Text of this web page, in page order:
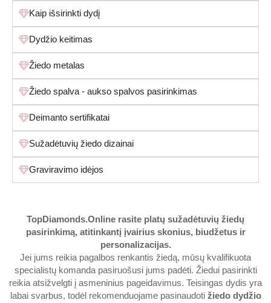
Kaip išsirinkti dydį
Dydžio keitimas
Žiedo metalas
Žiedo spalva - aukso spalvos pasirinkimas
Deimanto sertifikatai
Sužadėtuvių žiedo dizainai
Graviravimo idėjos
TopDiamonds.Online rasite platų sužadėtuvių žiedų
pasirinkimą, atitinkantį įvairius skonius, biudžetus ir
personalizacijas.
Jei jums reikia pagalbos renkantis žiedą, mūsų kvalifikuota
specialistų komanda pasiruošusi jums padėti. Žiedui pasirinkti
reikia atsižvelgti į asmeninius pageidavimus. Teisingas dydis yra
labai svarbus, todėl rekomenduojame pasinaudoti žiedo dydžio